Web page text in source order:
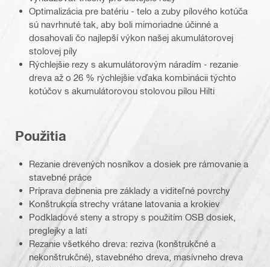
Optimalizácia pre batériu - telo a zuby pílového kotúča
sú navrhnuté tak, aby boli mimoriadne účinné a
dosahovali čo najlepší výkon našej akumulátorovej
stolovej píly
Rýchlejšie rezy s akumulátorovým náradím - rezanie
dreva až o 26 % rýchlejšie vďaka kombinácii týchto
kotúčov s akumulátorovou stolovou pílou Hilti
Použitia
Rezanie drevených nosníkov a dosiek pre rámovanie a
stavebné práce
Príprava debnenia pre základy a viditeľné povrchy
Konštrukcia strechy vrátane latovania a krokiev
Podkladové steny a stropy s použitím OSB dosiek,
preglejky a latí
Rezanie všetkého dreva: reziva (konštrukčné a
nekonštrukčné), stavebného dreva, masívneho dreva